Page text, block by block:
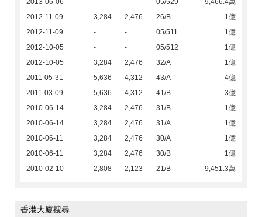
2013-06-06 - - 05/529
9,466.4萬
2012-11-09
3,284 2,476 26/B
1億
2012-11-09
- - 05/511
1億
2012-10-05
- - 05/512
1億
2012-10-05
3,284 2,476 32/A
1億
2011-05-31
5,636 4,312 43/A
4億
2011-03-09
5,636 4,312 41/B
3億
2010-06-14
3,284 2,476 31/B
1億
2010-06-14
3,284 2,476 31/A
1億
2010-06-11
3,284 2,476 30/A
1億
2010-06-11
3,284 2,476 30/B
1億
2010-02-10
2,808 2,123 21/B 9,451.3萬
香港大廈搜尋